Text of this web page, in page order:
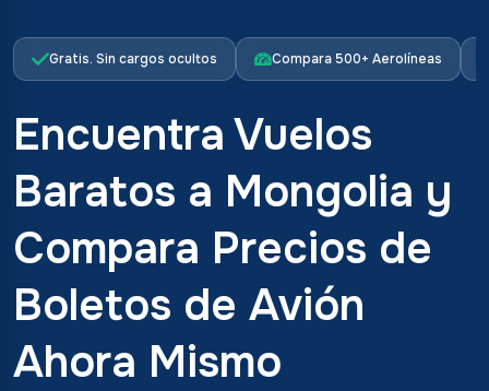
Gratis. Sin cargos ocultos Compara 500+ Aerolíneas
Encuentra Vuelos
Baratos a Mongolia y
Compara Precios de
Boletos de Avión
Ahora Mismo